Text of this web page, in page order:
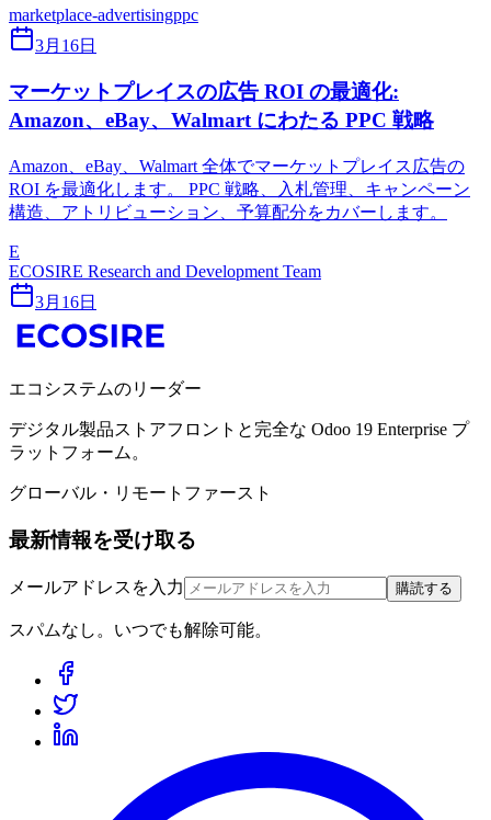
marketplace-advertisingppc
3月16日
マーケットプレイスの広告 ROI の最適化:
Amazon、eBay、Walmart にわたる PPC 戦略
Amazon、eBay、Walmart 全体でマーケットプレイス広告の
ROI を最適化します。 PPC 戦略、入札管理、キャンペーン
構造、アトリビューション、予算配分をカバーします。
E
ECOSIRE Research and Development Team
3月16日
エコシステムのリーダー
デジタル製品ストアフロントと完全な Odoo 19 Enterprise プ
ラットフォーム。
グローバル・リモートファースト
最新情報を受け取る
メールアドレスを入力 購読する
スパムなし。いつでも解除可能。